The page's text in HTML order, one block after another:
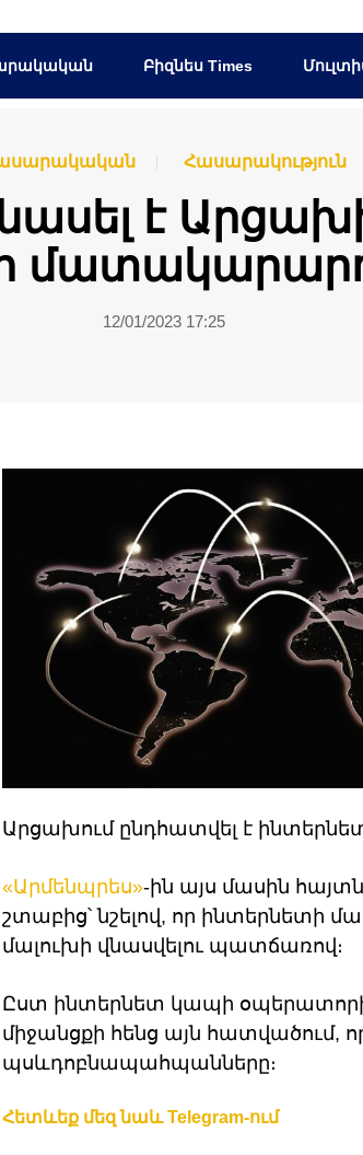
Բիզնես Times
Հասարակություն
է
12/01/2023 17:25
Արցախում ընդհատվել է
«Արմենպրես»-ին այս մասին
շտաբից՝ նշելով, որ ինտերնետի
մալուխի վնասվելու պատճառով։
Ըստ ինտերնետ կապի օպերատորի՝
միջանցքի հենց այն հատվածում,
պսևդոբնապահպանները։
Հետևեք մեզ նաև Telegram-ում